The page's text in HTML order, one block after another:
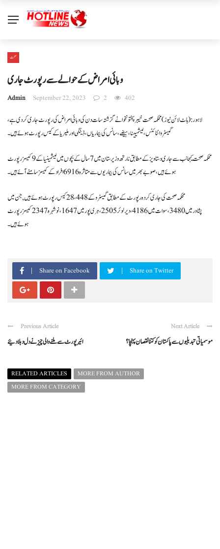
صحت
وبائی امراض کے حوالے سے رپورٹ جاری
Admin September 22, 2023 2 402
لاہور: (ہاٹ لائن نیوز) محکمہ صحت خیبرپختونخوا نے گزشتہ سات دن کی وبائی امراض کی رپورٹ جاری کر دی ہے ،
گیسٹروانٹائٹس، لیشمیینا، ہیضے، سانس کی بیماریاں، ڈینگی اور ملیریا کے کیس رپورٹ ہوئے ہیں۔
محکمہ صحت کیجانب سے جاری دستاویز کے مطابق نارتھ وزیرستان میں 7 سال کے بچوں میں لیشمینیا کے 9 کیسز رپورٹ
ہوئے ہیں ، صوبے بھر میں سانس کی بیماریوں سے متاثرہ 6916 افراد کے کیسز سامنے آئے ہیں۔
محکمہ صحت کی جاری کردہ رپورٹ کے مطابق گیسٹرو کے 28،448 کیس رپورٹ ہوئے ہیں , جن میں
پشاورمیں 3480 ، سوات میں 4186، دیر لوئر 2505 ،ہری پورمیں 1647 ، نوشہرہ2347 کیسز رپورٹ
ہوئے ہیں۔
Share on Facebook Share on Twitter
Previous Article
ائیرپورٹ سے ملنے والی چیز نے دل دہلا دئیے
Next Article
موسمیاتی تبدیلیوں سے پاکستان کو کتنا نقصان پہنچا ؟
RELATED ARTICLES
MORE FROM AUTHOR
MORE FROM CATEGORY